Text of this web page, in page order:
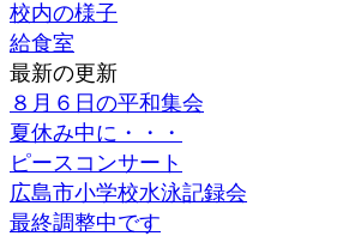
校内の様子
給食室
最新の更新
８月６日の平和集会
夏休み中に・・・
ピースコンサート
広島市小学校水泳記録会
最終調整中です